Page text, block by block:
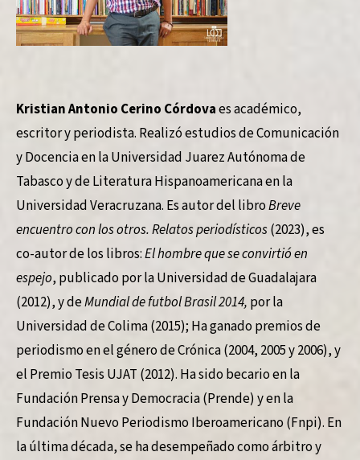
Kristian Antonio Cerino Córdovaes académico,
escritor y periodista. Realizó estudios de Comunicación
y Docencia en la Universidad Juarez Autónoma de
Tabasco y de Literatura Hispanoamericana en la
Universidad Veracruzana. Es autor del libroBreve
encuentro con los otros. Relatos periodísticos(2023), es
co-autor de los libros:El hombre que se convirtió en
espejo, publicado por la Universidad de Guadalajara
(2012), y deMundial de futbol Brasil 2014, por la
Universidad de Colima (2015); Ha ganado premios de
periodismo en el género de Crónica (2004, 2005 y 2006), y
el Premio Tesis UJAT (2012). Ha sido becario en la
Fundación Prensa y Democracia (Prende) y en la
Fundación Nuevo Periodismo Iberoamericano (Fnpi). En
la última década, se ha desempeñado como árbitro y